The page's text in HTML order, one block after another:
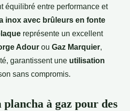
équilibré entre performance et
inox avec brûleurs en fonte
représente un excellent
Adour ou Gaz Marquier,
garantissent une utilisation
sans compromis.
à gaz pour des